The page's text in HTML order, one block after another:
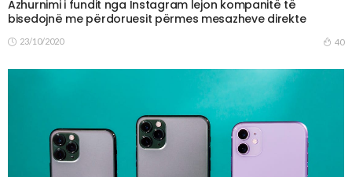
Azhurnimi i fundit nga Instagram lejon kompanitë të
bisedojnë me përdoruesit përmes mesazheve direkte
23/10/2020 40